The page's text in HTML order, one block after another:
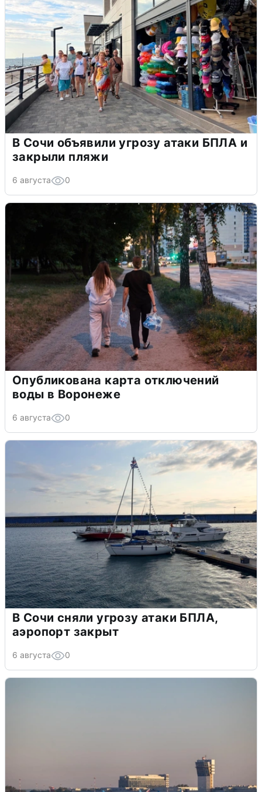
В Сочи объявили угрозу атаки БПЛА и
закрыли пляжи
6 августа 0
Опубликована карта отключений
воды в Воронеже
6 августа 0
В Сочи сняли угрозу атаки БПЛА,
аэропорт закрыт
6 августа 0